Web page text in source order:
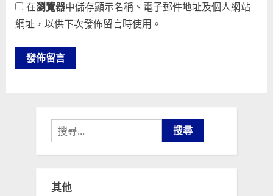
在瀏覽器中儲存顯示名稱、電子郵件地址及個人網站
網址，以供下次發佈留言時使用。
搜
尋
關
字:
其他